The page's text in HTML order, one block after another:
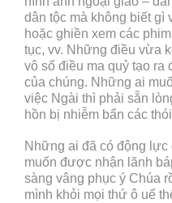
dân tộc mà không biết gì
hoặc ghiền xem các
tục, vv. Những điều vừa
vô số điều ma quỷ tạo
của chúng. Những ai
việc Ngài thì phải sẵn
hồn bị nhiễm bẩn các
Những ai đã có động lực
muốn được nhận lãnh
sàng vâng phục ý Chúa
mình khỏi mọi thứ ô uế